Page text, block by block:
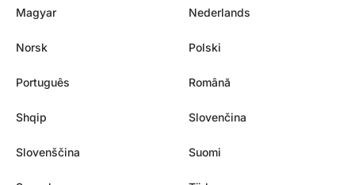
Magyar Nederlands
Norsk Polski
Português Română
Shqip Slovenčina
Slovenščina Suomi